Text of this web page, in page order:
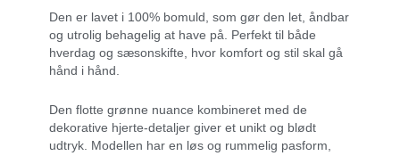
Den er lavet i 100% bomuld, som gør den let, åndbar
og utrolig behagelig at have på. Perfekt til både
hverdag og sæsonskifte, hvor komfort og stil skal gå
hånd i hånd.
Den flotte grønne nuance kombineret med de
dekorative hjerte-detaljer giver et unikt og blødt
udtryk. Modellen har en løs og rummelig pasform,